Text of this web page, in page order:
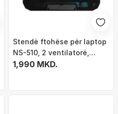
Stendë ftohëse për laptop
NS-510, 2 ventilatorë,
ndriçim rainbow, e zezë
1,990 MKD.